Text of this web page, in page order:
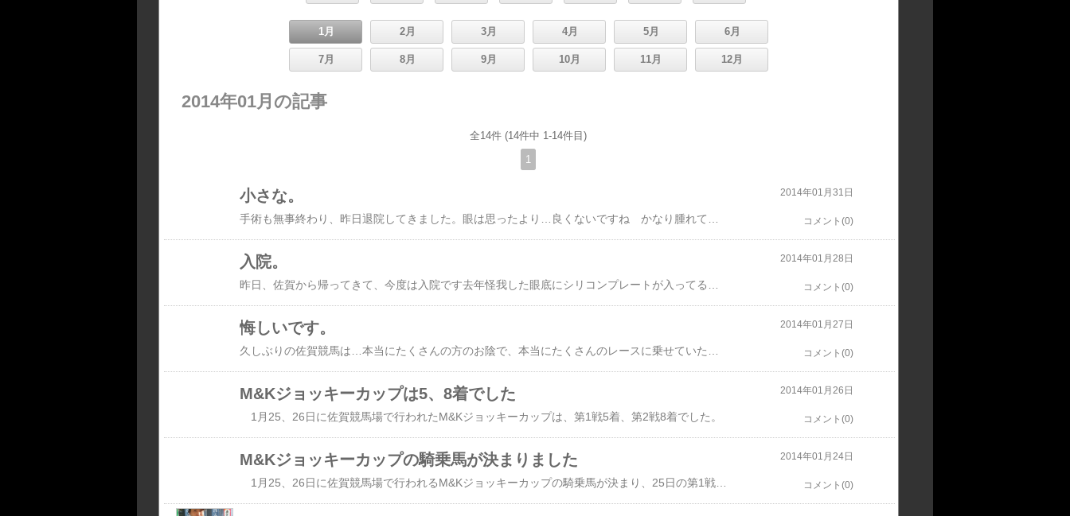
1月 2月 3月 4月 5月 6月
7月 8月 9月 10月 11月 12月
2014年01月の記事
全14件 (14件中 1-14件目)
1
小さな。 2014年01月31日
コメント(0)
入院。 2014年01月28日
コメント(0)
悔しいです。 2014年01月27日
コメント(0)
M&Kジョッキーカップは5、8着でした
1月25、26日に佐賀競馬場で行われたM&Kジョッキーカップは、第1戦5着、第2戦8着でした。
2014年01月26日
コメント(0)
M&Kジョッキーカップの騎乗馬が決まりました
1月25、26日に佐賀競馬場で行われるM&Kジョッキーカップの騎乗馬が決まり、25日の第1戦はダンスインザスカイで4枠4番に、26日の第2戦はヒラボクボスで1枠1番となりました。活躍できるよう頑張りますので、ご声援よろしくお願いします。
2014年01月24日
コメント(0)